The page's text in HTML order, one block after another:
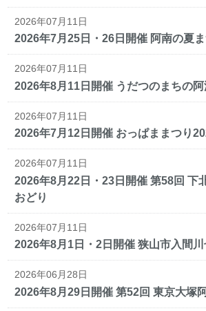
2026年07月11日
2026年7月25日・26日開催 阿南の夏
2026年07月11日
2026年8月11日開催 うだつのまちの
2026年07月11日
2026年7月12日開催 おっぱままつり
2026年07月11日
2026年8月22日・23日開催 第58回 下
おどり
2026年07月11日
2026年8月1日・2日開催 狭山市入間川
2026年06月28日
2026年8月29日開催 第52回 東京大塚